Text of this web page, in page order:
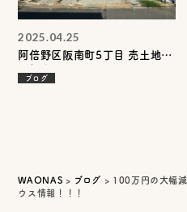
阿倍野区阪南町5丁目 売土地の
2025.04.25
ブログ
WAONAS > ブログ > 100万円の大幅
ウス情報！！！